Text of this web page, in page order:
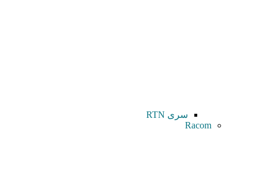
سری RTN
Racom